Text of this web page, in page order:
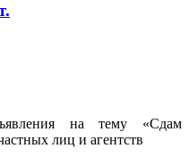
на тему «Сдам
лиц и агентств